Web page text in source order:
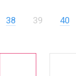
38 39 40